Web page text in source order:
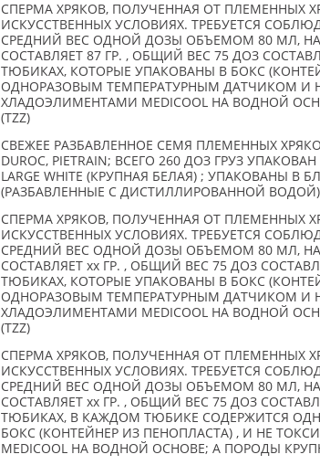
СПЕРМА ХРЯКОВ, ПОЛУЧЕННАЯ ОТ ПЛЕМЕННЫХ
ИСКУССТВЕННЫХ УСЛОВИЯХ. ТРЕБУЕТСЯ
СРЕДНИЙ ВЕС ОДНОЙ ДОЗЫ ОБЪЕМОМ 80 МЛ,
СОСТАВЛЯЕТ 87 ГР. , ОБЩИЙ ВЕС 75 ДОЗ
ТЮБИКАХ, КОТОРЫЕ УПАКОВАНЫ В БОКС
ОДНОРАЗОВЫМ ТЕМПЕРАТУРНЫМ ДАТЧИКОМ И
ХЛАДОЭЛИМЕНТАМИ MEDICOOL НА ВОДНОЙ
(TZZ)
СВЕЖЕЕ РАЗБАВЛЕННОЕ СЕМЯ ПЛЕМЕННЫХ ХРЯКОВ
DUROC, PIETRAIN; ВСЕГО 260 ДОЗ ГРУЗ
LARGE WHITE (КРУПНАЯ БЕЛАЯ) ; УПАКОВАНЫ
(РАЗБАВЛЕННЫЕ С ДИСТИЛЛИРОВАННОЙ ВОДОЙ)
СПЕРМА ХРЯКОВ, ПОЛУЧЕННАЯ ОТ ПЛЕМЕННЫХ
ИСКУССТВЕННЫХ УСЛОВИЯХ. ТРЕБУЕТСЯ
СРЕДНИЙ ВЕС ОДНОЙ ДОЗЫ ОБЪЕМОМ 80 МЛ,
СОСТАВЛЯЕТ xx ГР. , ОБЩИЙ ВЕС 75 ДОЗ
ТЮБИКАХ, КОТОРЫЕ УПАКОВАНЫ В БОКС
ОДНОРАЗОВЫМ ТЕМПЕРАТУРНЫМ ДАТЧИКОМ И
ХЛАДОЭЛИМЕНТАМИ MEDICOOL НА ВОДНОЙ
(TZZ)
СПЕРМА ХРЯКОВ, ПОЛУЧЕННАЯ ОТ ПЛЕМЕННЫХ
ИСКУССТВЕННЫХ УСЛОВИЯХ. ТРЕБУЕТСЯ
СРЕДНИЙ ВЕС ОДНОЙ ДОЗЫ ОБЪЕМОМ 80 МЛ,
СОСТАВЛЯЕТ xx ГР. , ОБЩИЙ ВЕС 75 ДОЗ
ТЮБИКАХ, В КАЖДОМ ТЮБИКЕ СОДЕРЖИТСЯ
БОКС (КОНТЕЙНЕР ИЗ ПЕНОПЛАСТА) , И НЕ
MEDICOOL НА ВОДНОЙ ОСНОВЕ; А ПОРОДЫ